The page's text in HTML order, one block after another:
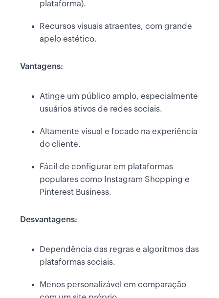
plataforma).
Recursos visuais atraentes, com grande
apelo estético.
Vantagens:
Atinge um público amplo, especialmente
usuários ativos de redes sociais.
Altamente visual e focado na experiência
do cliente.
Fácil de configurar em plataformas
populares como Instagram Shopping e
Pinterest Business.
Desvantagens:
Dependência das regras e algoritmos das
plataformas sociais.
Menos personalizável em comparação